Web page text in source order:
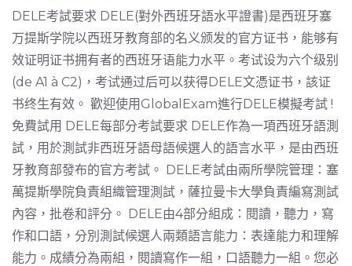
DELE考試要求 DELE(對外西班牙語水平證書)是西班牙塞
万提斯学院以西班牙教育部的名义颁发的官方证书，能够有
效证明证书拥有者的西班牙语能力水平。考试设为六个级别
(de A1 à C2)，考试通过后可以获得DELE文憑证书，該证
书终生有效。 歡迎使用GlobalExam進行DELE模擬考試 !
免費試用 DELE每部分考試要求 DELE作為一項西班牙語測
試，用於測試非西班牙語母語候選人的語言水平，是由西班
牙教育部發布的官方考試。 DELE考試由兩所學院管理：塞
萬提斯學院負責組織管理測試，薩拉曼卡大學負責編寫測試
內容，批卷和評分。 DELE由4部分組成：閱讀，聽力，寫
作和口語，分別測試候選人兩類語言能力：表達能力和理解
能力。成績分為兩組，閱讀寫作一組，口語聽力一組。您必